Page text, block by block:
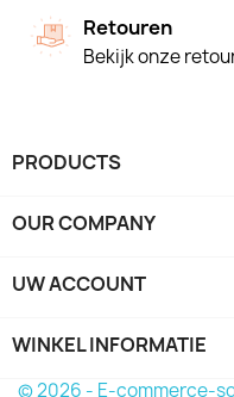
Retouren
Bekijk onze
PRODUCTS
OUR COMPANY
UW ACCOUNT
WINKEL INFORMATIE
© 2026 - E-commerce-